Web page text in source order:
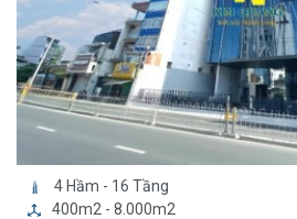
4 Hầm - 16 Tầng
400m2 - 8.000m2